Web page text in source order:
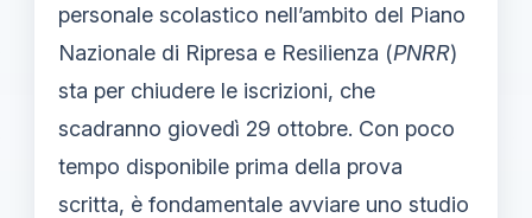
personale scolastico nell’ambito del Piano
Nazionale di Ripresa e Resilienza (PNRR)
sta per chiudere le iscrizioni, che
scadranno giovedì 29 ottobre. Con poco
tempo disponibile prima della prova
scritta, è fondamentale avviare uno studio